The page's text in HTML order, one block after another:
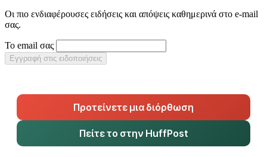
Οι πιο ενδιαφέρουσες ειδήσεις και απόψεις καθημερινά στο e-mail
σας.
Το email σας
Εγγραφή στις ειδοποιήσεις
Προτείνετε μια διόρθωση
Πείτε το στην HuffPost